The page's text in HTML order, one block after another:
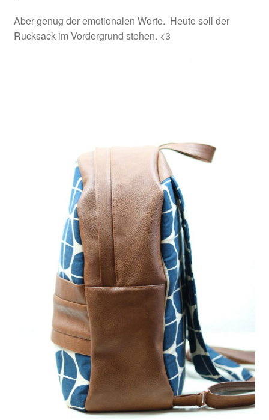
Aber genug der emotionalen Worte. Heute soll der
Rucksack im Vordergrund stehen. <3